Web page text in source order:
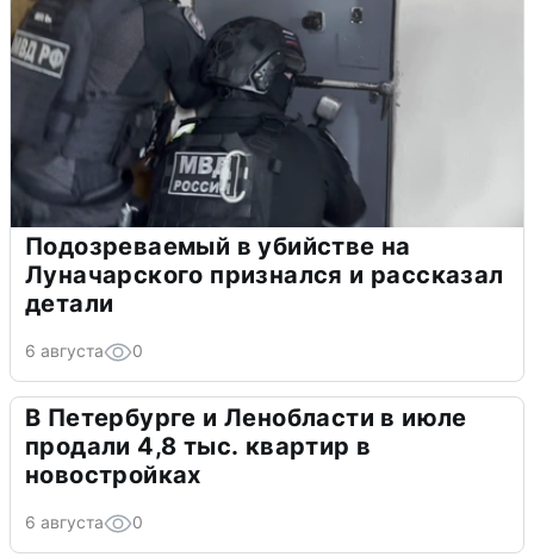
Подозреваемый в убийстве на
Луначарского признался и рассказал
детали
6 августа 0
В Петербурге и Ленобласти в июле
продали 4,8 тыс. квартир в
новостройках
6 августа 0